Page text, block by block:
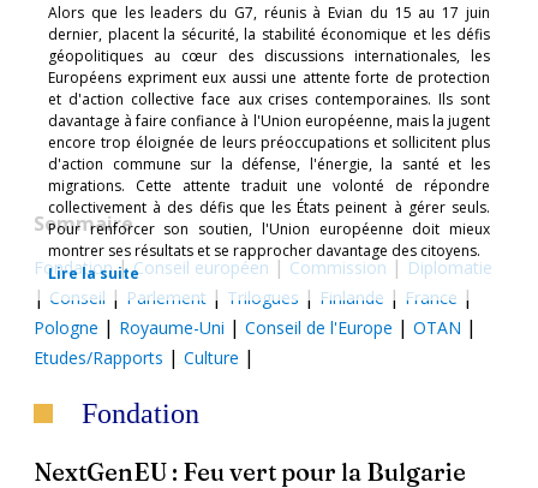
Alors que les leaders du G7, réunis à Evian du 15 au 17 juin
dernier, placent la sécurité, la stabilité économique et les défis
géopolitiques au cœur des discussions internationales, les
Européens expriment eux aussi une attente forte de protection
et d'action collective face aux crises contemporaines. Ils sont
davantage à faire confiance à l'Union européenne, mais la jugent
encore trop éloignée de leurs préoccupations et sollicitent plus
d'action commune sur la défense, l'énergie, la santé et les
migrations. Cette attente traduit une volonté de répondre
collectivement à des défis que les États peinent à gérer seuls.
Pour renforcer son soutien, l'Union européenne doit mieux
montrer ses résultats et se rapprocher davantage des citoyens.
Lire la suite
Sommaire
Fondation|Conseil européen | Commission | Diplomatie
| Conseil | Parlement | Trilogues | Finlande | France |
Pologne | Royaume-Uni | Conseil de l'Europe | OTAN |
Etudes/Rapports | Culture |
Fondation
NextGenEU : Feu vert pour la Bulgarie